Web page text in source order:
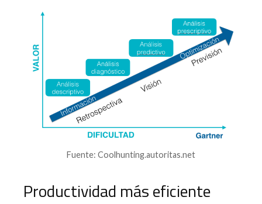
Fuente: Coolhunting.autoritas.net
Productividad más eficiente